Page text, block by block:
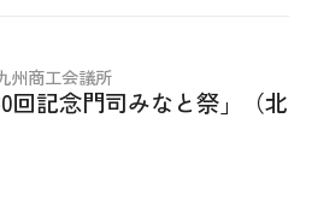
州商工会議所
回記念門司みなと祭」（北